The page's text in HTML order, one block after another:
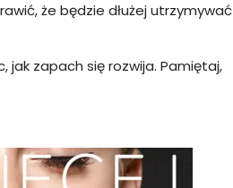
że będzie dłużej utrzymywać
jak zapach się rozwija. Pamiętaj,